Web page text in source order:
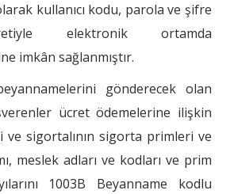
kullanıcı kodu, parola ve şifre
elektronik ortamda
imkân sağlanmıştır.
gönderecek olan
ücret ödemelerine ilişkin
sigortalının sigorta primleri ve
meslek adları ve kodları ve prim
1003B Beyanname kodlu